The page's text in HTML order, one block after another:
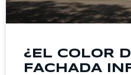
¿EL COLOR
FACHADA